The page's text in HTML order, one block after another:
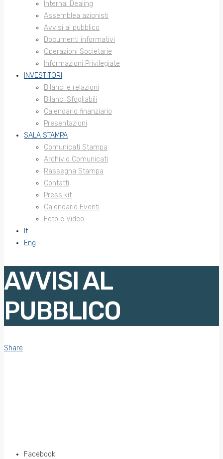
Internal Dealing
Assemblea azionisti
Avvisi al pubblico
Documenti informativi
Operazioni Societarie
Informazioni Privilegiate
INVESTITORI
Bilanci e relazioni
Bilanci Sfogliabili
Calendario finanziario
Presentazioni
SALA STAMPA
Comunicati Stampa
Archivio Comunicati
Rassegna Stampa
Contatti
Press kit
Calendario Eventi
Foto e Video
It
Eng
AVVISI AL
PUBBLICO
Share
Facebook